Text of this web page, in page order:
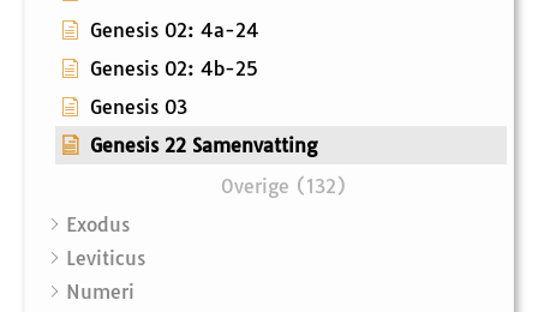
Genesis 02: 4a-24
Genesis 02: 4b-25
Genesis 03
Genesis 22 Samenvatting
Overige (132)
Exodus
Leviticus
Numeri